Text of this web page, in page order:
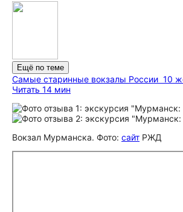
Ещё по теме
Самые старинные вокзалы России 10
Читать 14 мин
Вокзал Мурманска. Фото: сайт РЖД